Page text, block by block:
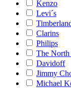
Kenzo
Levi´s
Clarins
Philips
The North
Davidoff
Jimmy
Michael